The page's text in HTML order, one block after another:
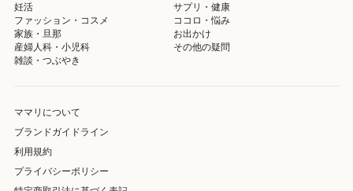
妊活
サプリ・健康
ファッション・コスメ
ココロ・悩み
家族・旦那
お出かけ
産婦人科・小児科
その他の疑問
雑談・つぶやき
ママリについて
ブランドガイドライン
利用規約
プライバシーポリシー